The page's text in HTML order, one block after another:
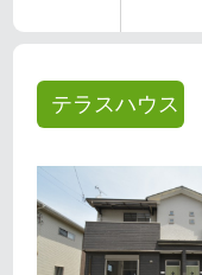
テラスハウス